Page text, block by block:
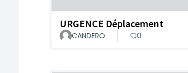
URGENCE Déplacement
CANDERO 0